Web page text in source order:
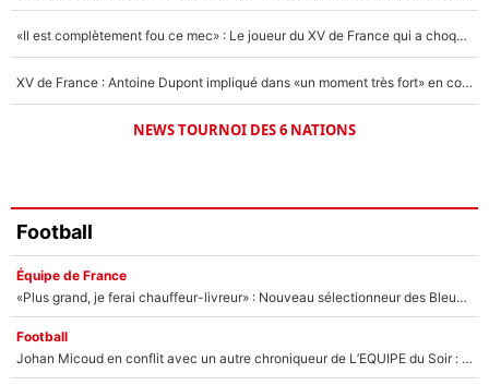
«Il est complètement fou ce mec» : Le joueur du XV de France qui a choqué Matthieu Jalibert !
XV de France : Antoine Dupont impliqué dans «un moment très fort» en coulisses
NEWS TOURNOI DES 6 NATIONS
Football
Équipe de France
«Plus grand, je ferai chauffeur-livreur» : Nouveau sélectionneur des Bleus, Zinédine Zidane s’était imaginé un avenir très différent lorsqu'il était enfant
Football
Johan Micoud en conflit avec un autre chroniqueur de L’EQUIPE du Soir : «Pendant un moment, je ne les ai pas remis ensemble dans l'émission»